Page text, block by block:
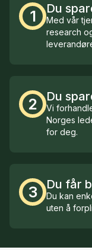
1 Du
Med vår
research
2 Du
Vi
Norges
for deg.
3 Du får
Du kan
uten å